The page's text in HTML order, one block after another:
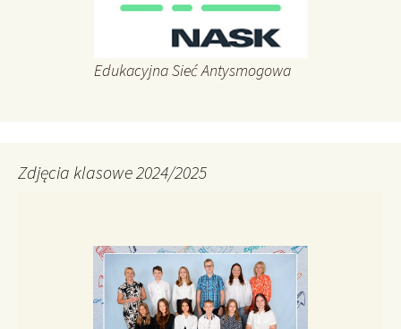
Edukacyjna Sieć Antysmogowa
Zdjęcia klasowe 2024/2025